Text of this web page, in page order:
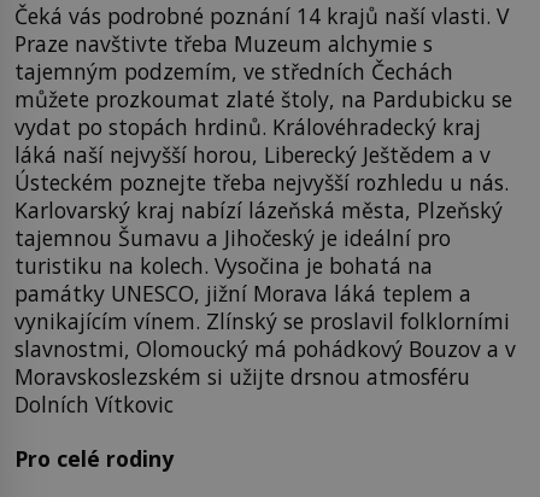
Čeká vás podrobné poznání 14 krajů naší vlasti. V
Praze navštivte třeba Muzeum alchymie s
tajemným podzemím, ve středních Čechách
můžete prozkoumat zlaté štoly, na Pardubicku se
vydat po stopách hrdinů. Královéhradecký kraj
láká naší nejvyšší horou, Liberecký Ještědem a v
Ústeckém poznejte třeba nejvyšší rozhledu u nás.
Karlovarský kraj nabízí lázeňská města, Plzeňský
tajemnou Šumavu a Jihočeský je ideální pro
turistiku na kolech. Vysočina je bohatá na
památky UNESCO, jižní Morava láká teplem a
vynikajícím vínem. Zlínský se proslavil folklorními
slavnostmi, Olomoucký má pohádkový Bouzov a v
Moravskoslezském si užijte drsnou atmosféru
Dolních Vítkovic
Pro celé rodiny